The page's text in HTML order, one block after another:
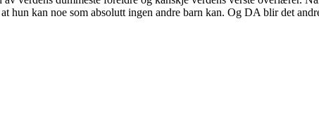
hun kan noe som absolutt ingen andre barn kan. Og DA blir det